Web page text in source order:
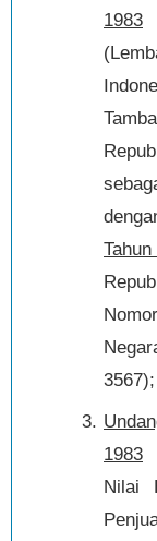
1983
3567);
1983
Nilai